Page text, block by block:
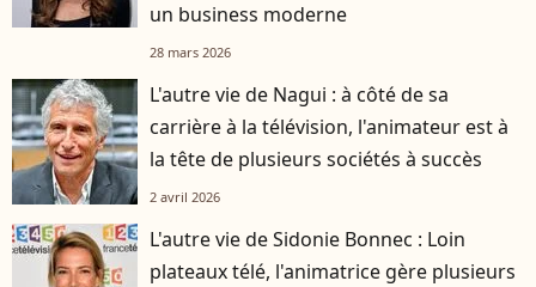
un business moderne
28 mars 2026
L'autre vie de Nagui : à côté de sa
carrière à la télévision, l'animateur est à
la tête de plusieurs sociétés à succès
2 avril 2026
L'autre vie de Sidonie Bonnec : Loin
plateaux télé, l'animatrice gère plusieurs